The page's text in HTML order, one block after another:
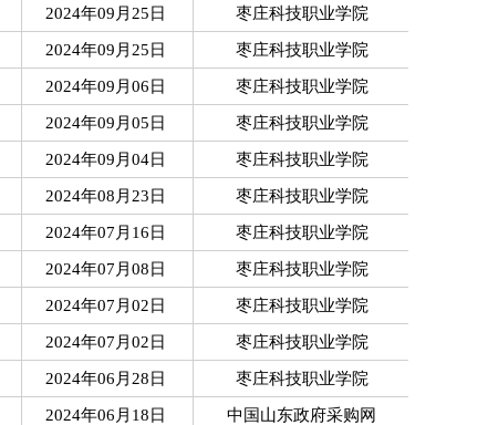
2024年09月25日 枣庄科技职业学院
2024年09月25日 枣庄科技职业学院
2024年09月06日 枣庄科技职业学院
2024年09月05日 枣庄科技职业学院
2024年09月04日 枣庄科技职业学院
2024年08月23日 枣庄科技职业学院
2024年07月16日 枣庄科技职业学院
2024年07月08日 枣庄科技职业学院
2024年07月02日 枣庄科技职业学院
2024年07月02日 枣庄科技职业学院
2024年06月28日 枣庄科技职业学院
2024年06月18日 中国山东政府采购网